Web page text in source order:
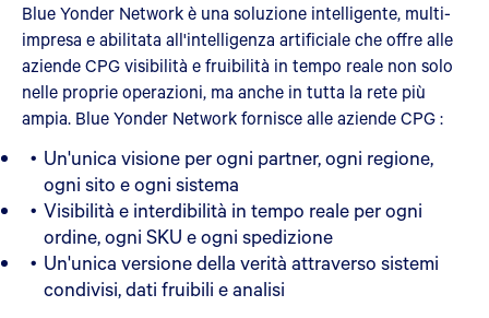
Blue Yonder Network è una soluzione intelligente, multi-
impresa e abilitata all'intelligenza artificiale che offre alle
aziende CPG visibilità e fruibilità in tempo reale non solo
nelle proprie operazioni, ma anche in tutta la rete più
ampia. Blue Yonder Network fornisce alle aziende CPG :
Un'unica visione per ogni partner, ogni regione,
ogni sito e ogni sistema
Visibilità e interdibilità in tempo reale per ogni
ordine, ogni SKU e ogni spedizione
Un'unica versione della verità attraverso sistemi
condivisi, dati fruibili e analisi